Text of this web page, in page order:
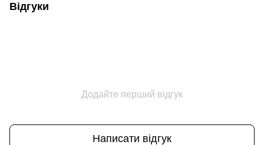
Відгуки
Додайте перший відгук
Написати відгук